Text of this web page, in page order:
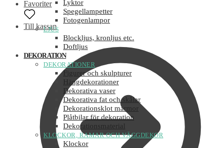
Favoriter
Till kassan
Lyktor
Spegellampetter
Fotogenlampor
LJUS
Blockljus, kronljus etc.
Doftljus
DEKORATION
DEKORATIONER
Figurer och skulpturer
Hängdekorationer
Dekorativa vaser
Dekorativa fat och skålar
Dekorationsklot marmor
Plåtbilar för dekoration
Dekorationsmaterial
KLOCKOR, RAMAR OCH VÄGGDEKOR
Klockor